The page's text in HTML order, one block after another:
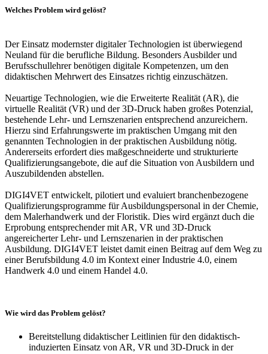
Welches Problem wird gelöst?
Der Einsatz modernster digitaler Technologien ist überwiegend
Neuland für die berufliche Bildung. Besonders Ausbilder und
Berufsschullehrer benötigen digitale Kompetenzen, um den
didaktischen Mehrwert des Einsatzes richtig einzuschätzen.
Neuartige Technologien, wie die Erweiterte Realität (AR), die
virtuelle Realität (VR) und der 3D-Druck haben großes Potenzial,
bestehende Lehr- und Lernszenarien entsprechend anzureichern.
Hierzu sind Erfahrungswerte im praktischen Umgang mit den
genannten Technologien in der praktischen Ausbildung nötig.
Andererseits erfordert dies maßgeschneiderte und strukturierte
Qualifizierungsangebote, die auf die Situation von Ausbildern und
Auszubildenden abstellen.
DIGI4VET entwickelt, pilotiert und evaluiert branchenbezogene
Qualifizierungsprogramme für Ausbildungspersonal in der Chemie,
dem Malerhandwerk und der Floristik. Dies wird ergänzt duch die
Erprobung entsprechender mit AR, VR und 3D-Druck
angereicherter Lehr- und Lernszenarien in der praktischen
Ausbildung. DIGI4VET leistet damit einen Beitrag auf dem Weg zu
einer Berufsbildung 4.0 im Kontext einer Industrie 4.0, einem
Handwerk 4.0 und einem Handel 4.0.
Wie wird das Problem gelöst?
Bereitstellung didaktischer Leitlinien für den didaktisch-
induzierten Einsatz von AR, VR und 3D-Druck in der